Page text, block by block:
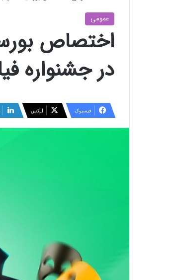
عمومی
اختصاص
در جشنواره
فیسبوک ایکس